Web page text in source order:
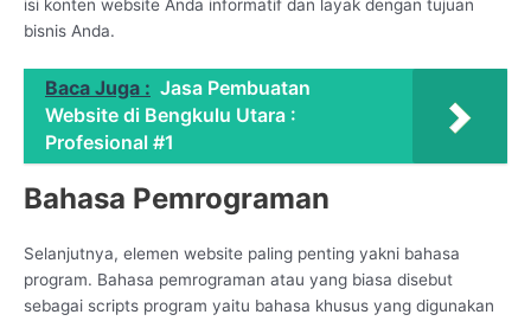
isi konten website Anda informatif dan layak dengan tujuan
bisnis Anda.
Baca Juga : Jasa Pembuatan
Website di Bengkulu Utara :
Profesional #1
Bahasa Pemrograman
Selanjutnya, elemen website paling penting yakni bahasa
program. Bahasa pemrograman atau yang biasa disebut
sebagai scripts program yaitu bahasa khusus yang digunakan